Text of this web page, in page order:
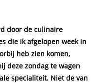
door de culinaire
die ik afgelopen week in
heb zien komen,
deze zondag te wagen
specialiteit. Niet de van